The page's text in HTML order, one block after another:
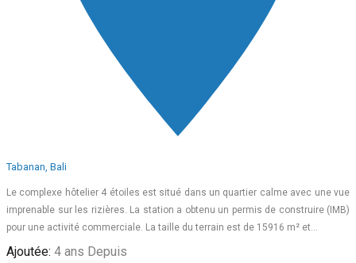
Tabanan, Bali
Le complexe hôtelier 4 étoiles est situé dans un quartier calme avec une vue
imprenable sur les rizières. La station a obtenu un permis de construire (IMB)
pour une activité commerciale. La taille du terrain est de 15916 m² et…
Ajoutée: 4 ans Depuis